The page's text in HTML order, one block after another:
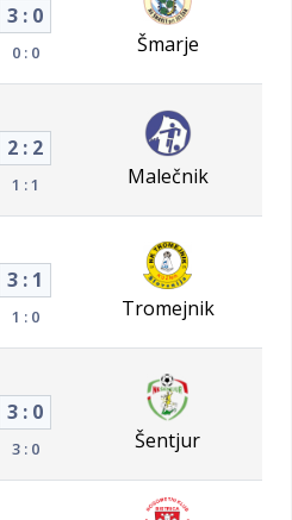
3 : 0
0 : 0 Šmarje
2 : 2
1 : 1 Malečnik
3 : 1
1 : 0 Tromejnik
3 : 0
3 : 0 Šentjur